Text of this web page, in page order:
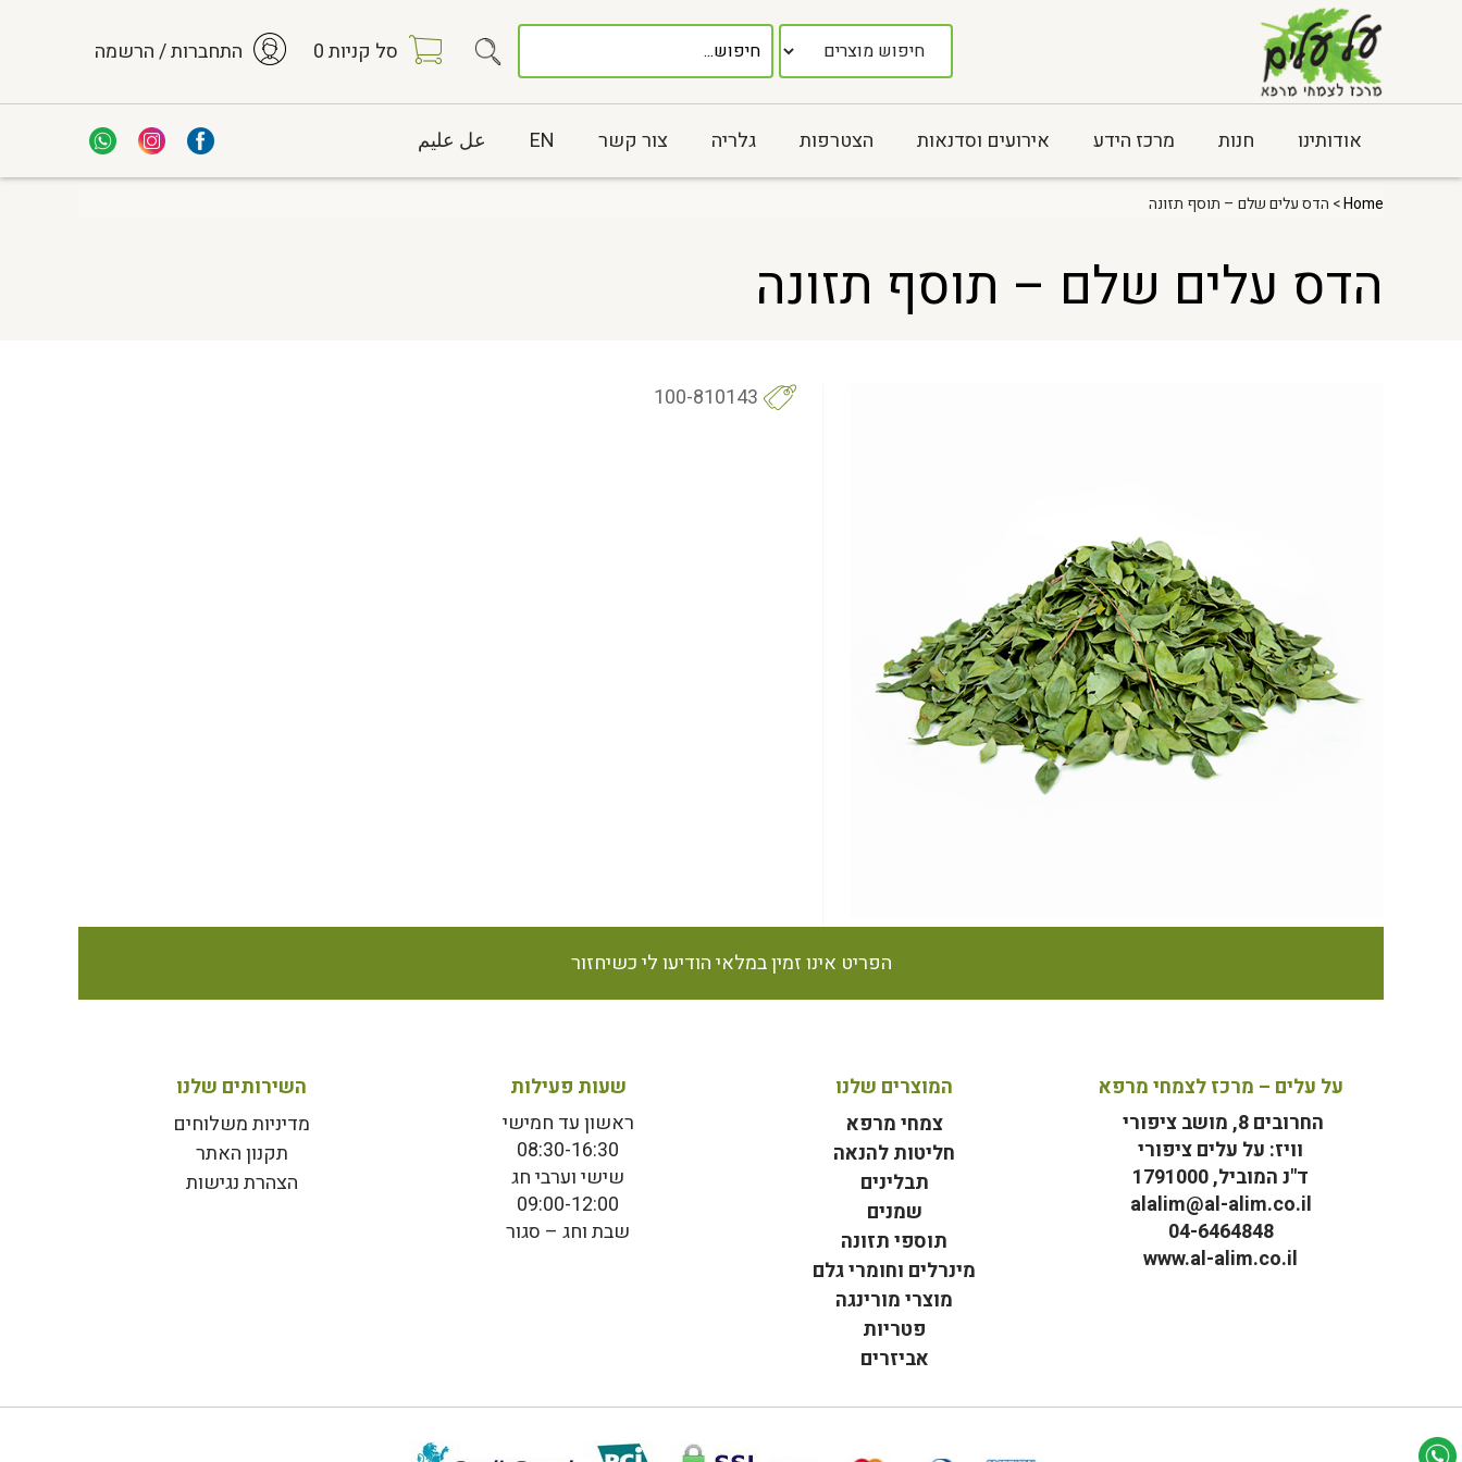
סל קניות0 התחברות / הרשמה
אודותינו חנות מרכז הידע אירועים וסדנאות הצטרפות גלריה צור קשר EN عل عليم
Home> הדס עלים שלם – תוסף תזונה
הדס עלים שלם – תוסף תזונה
100-810143
הפריט אינו זמין במלאי הודיעו לי כשיחזור
על עלים – מרכז לצמחי מרפא
החרובים 8, מושב ציפורי
וויז: על עלים ציפורי
ד"נ המוביל, 1791000
alalim@al-alim.co.il
04-6464848
www.al-alim.co.il
המוצרים שלנו
צמחי מרפא
חליטות להנאה
תבלינים
שמנים
תוספי תזונה
מינרלים וחומרי גלם
מוצרי מורינגה
פטריות
אביזרים
שעות פעילות
ראשון עד חמישי
08:30-16:30
שישי וערבי חג
09:00-12:00
שבת וחג – סגור
השירותים שלנו
מדיניות משלוחים
תקנון האתר
הצהרת נגישות